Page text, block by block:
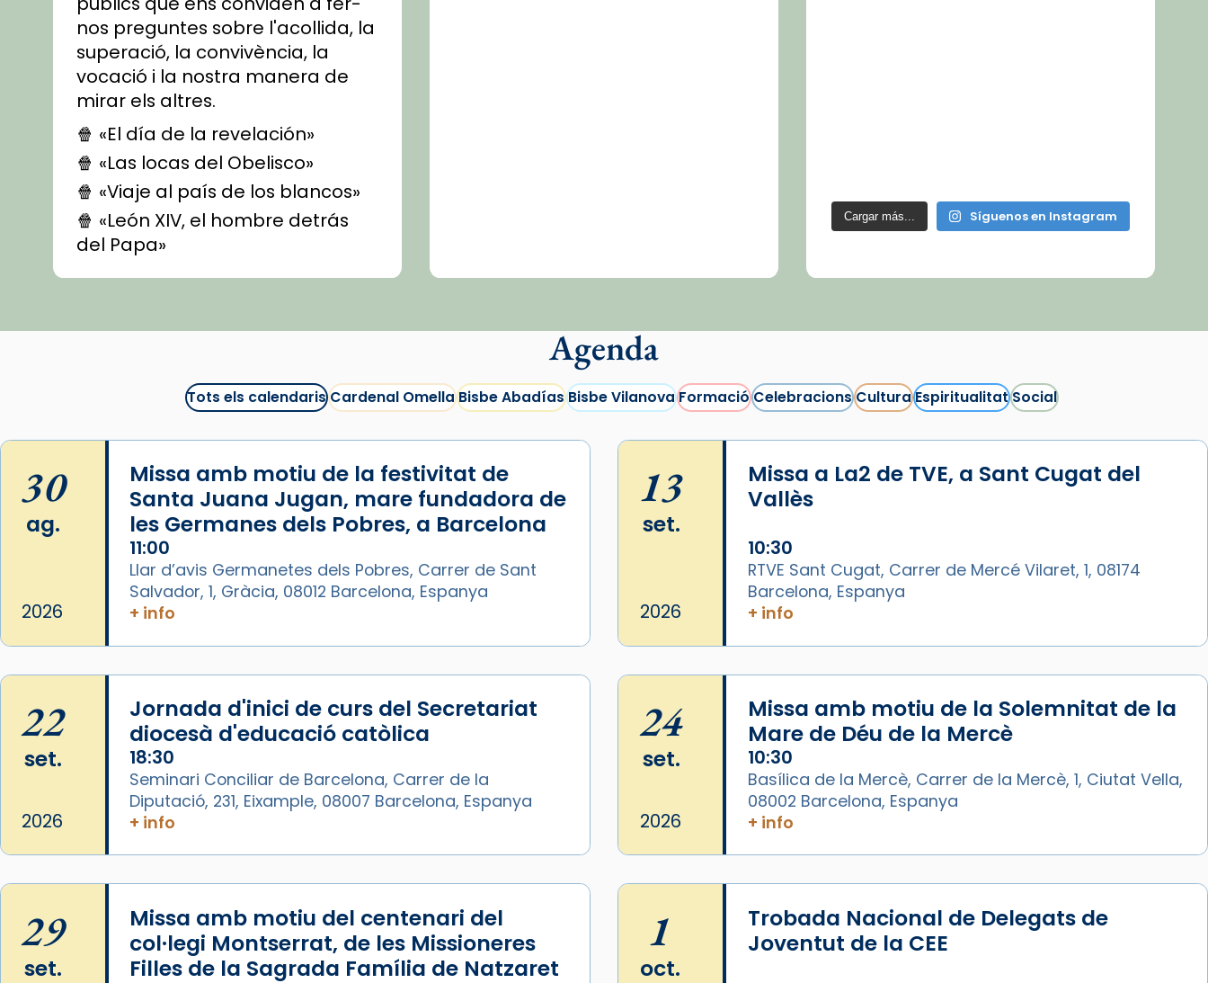
nos preguntes sobre l'acollida, la
superació, la convivència, la
vocació i la nostra manera de
mirar els altres.
🍿 «El día de la revelación»
🍿 «Las locas del Obelisco»
🍿 «Viaje al país de los blancos»
🍿 «León XIV, el hombre detrás
del Papa»
🍿 «Las ovejas detectives»
recomanacions i prepara una
#CinemaEspiritualitual
@cinemaspiritcat
Imatge: Generada amb IA
(OpenAI)
Video
View on Facebook · Share
Arquebisbat de Barcelona
1 week ago
La Carmina va patir depressió.
Fa gairebé dos mesos, a l'Estadi
Lluís Companys, la jove va fer
arribar el seu testimoni al papa
Lleó XIV.
Recupera l'entrevista
compVatican Newstican News 👇
www.vaticannews.va/es/iglesia/news/2026-
07/carmina-historia-depresion-
papa-viaje-espana-testimoni...
Photo
View on Facebook · Share
Arquebisbat de Barcelona
Cargar más... Síguenos en Instagram
Agenda
Tots els calendarisCardenal OmellaBisbe AbadíasBisbe VilanovaFormacióCelebracionsCulturaEspiritualitatSocial
30
ag.
2026
Missa amb motiu de la festivitat de
Santa Juana Jugan, mare fundadora de
les Germanes dels Pobres, a Barcelona
11:00
Llar d’avis Germanetes dels Pobres, Carrer de Sant
Salvador, 1, Gràcia, 08012 Barcelona, Espanya
+ info
13
set.
2026
Missa a La2 de TVE, a Sant Cugat del
Vallès
10:30
RTVE Sant Cugat, Carrer de Mercé Vilaret, 1, 08174
Barcelona, Espanya
+ info
22
set.
2026
Jornada d'inici de curs del Secretariat
diocesà d'educació catòlica
18:30
Seminari Conciliar de Barcelona, Carrer de la
Diputació, 231, Eixample, 08007 Barcelona, Espanya
+ info
24
set.
2026
Missa amb motiu de la Solemnitat de la
Mare de Déu de la Mercè
10:30
Basílica de la Mercè, Carrer de la Mercè, 1, Ciutat Vella,
08002 Barcelona, Espanya
+ info
29
set.
Missa amb motiu del centenari del
col·legi Montserrat, de les Missioneres
Filles de la Sagrada Família de Natzaret
1
oct.
Trobada Nacional de Delegats de
Joventut de la CEE